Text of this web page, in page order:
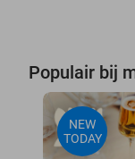
Populair bij
NEW
TODAY